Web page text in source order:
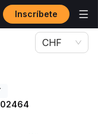
Inscríbete
PLOT
CHF